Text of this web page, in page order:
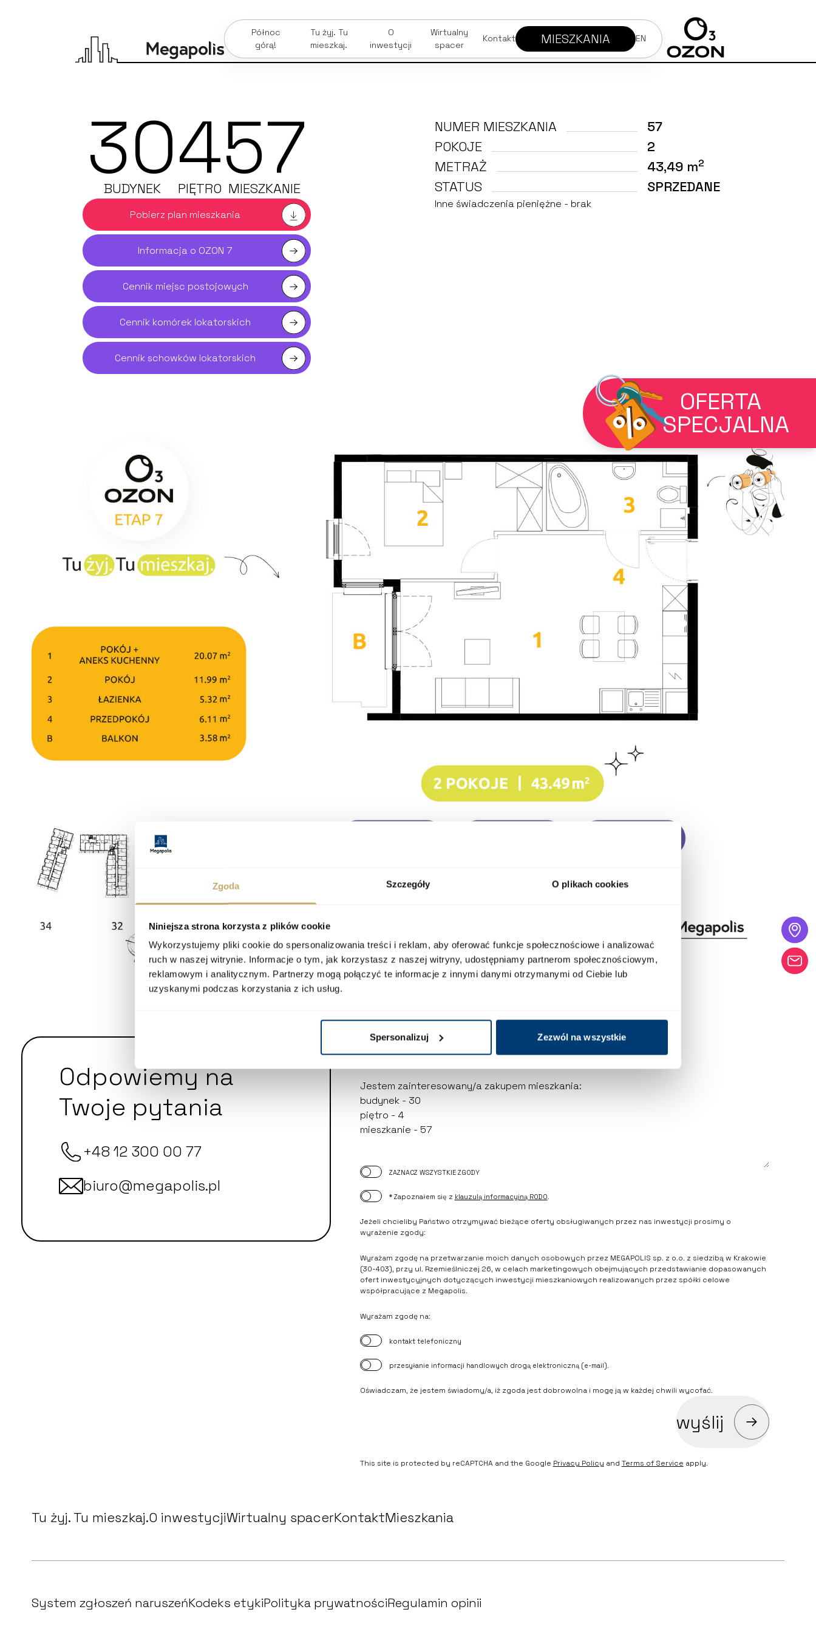
Zgoda Szczegóły O plikach cookies
Niniejsza strona korzysta z plików cookie
Wykorzystujemy pliki cookie do spersonalizowania treści i reklam, aby oferować funkcje społecznościowe i analizować
ruch w naszej witrynie. Informacje o tym, jak korzystasz z naszej witryny, udostępniamy partnerom społecznościowym,
reklamowym i analitycznym. Partnerzy mogą połączyć te informacje z innymi danymi otrzymanymi od Ciebie lub
uzyskanymi podczas korzystania z ich usług.
Spersonalizuj Zezwól na wszystkie
Północ
górą!
Tu żyj. Tu
mieszkaj.
O
inwestycji
Wirtualny
spacer
Kontakt MIESZKANIA EN
30
BUDYNEK 4
PIĘTRO 57
MIESZKANIE
Pobierz plan mieszkania
Informacja o OZON 7
Cennik miejsc postojowych
Cennik komórek lokatorskich
Cennik schowków lokatorskich
NUMER MIESZKANIA
57
POKOJE
2
METRAŻ
43,49 m2
STATUS SPRZEDANE
Inne świadczenia pieniężne - brak
Odpowiemy na
Twoje pytania
+48 12 300 00 77
biuro@megapolis.pl
ZAZNACZ WSZYSTKIE ZGODY
* Zapoznałem się z klauzulą informacyjną RODO.
Jeżeli chcieliby Państwo otrzymywać bieżące oferty obsługiwanych przez nas inwestycji prosimy o
wyrażenie zgody:
Wyrażam zgodę na przetwarzanie moich danych osobowych przez MEGAPOLIS sp. z o.o. z siedzibą w Krakowie
(30-403), przy ul. Rzemieślniczej 26, w celach marketingowych obejmujących przedstawianie dopasowanych
ofert inwestycyjnych dotyczących inwestycji mieszkaniowych realizowanych przez spółki celowe
współpracujące z Megapolis.
Wyrażam zgodę na:
kontakt telefoniczny
przesyłanie informacji handlowych drogą elektroniczną (e-mail).
Oświadczam, że jestem świadomy/a, iż zgoda jest dobrowolna i mogę ją w każdej chwili wycofać.
wyślij
This site is protected by reCAPTCHA and the Google Privacy Policy and Terms of Service apply.
Tu żyj. Tu mieszkaj.O inwestycjiWirtualny spacerKontaktMieszkania
System zgłoszeń naruszeńKodeks etykiPolityka prywatnościRegulamin opinii
OFERTA
SPECJALNA